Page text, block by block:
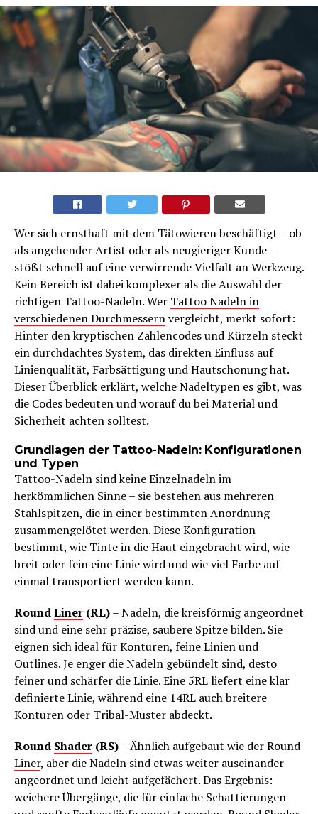
Wer sich ernsthaft mit dem Tätowieren beschäftigt – ob
als angehender Artist oder als neugieriger Kunde –
stößt schnell auf eine verwirrende Vielfalt an Werkzeug.
Kein Bereich ist dabei komplexer als die Auswahl der
richtigen Tattoo-Nadeln. Wer Tattoo Nadeln in
verschiedenen Durchmessernvergleicht, merkt sofort:
Hinter den kryptischen Zahlencodes und Kürzeln steckt
ein durchdachtes System, das direkten Einfluss auf
Linienqualität, Farbsättigung und Hautschonung hat.
Dieser Überblick erklärt, welche Nadeltypen es gibt, was
die Codes bedeuten und worauf du bei Material und
Sicherheit achten solltest.
Grundlagen der Tattoo-Nadeln: Konfigurationen
und Typen
Tattoo-Nadeln sind keine Einzelnadeln im
herkömmlichen Sinne – sie bestehen aus mehreren
Stahlspitzen, die in einer bestimmten Anordnung
zusammengelötet werden. Diese Konfiguration
bestimmt, wie Tinte in die Haut eingebracht wird, wie
breit oder fein eine Linie wird und wie viel Farbe auf
einmal transportiert werden kann.
RoundLiner (RL)– Nadeln, die kreisförmig angeordnet
sind und eine sehr präzise, saubere Spitze bilden. Sie
eignen sich ideal für Konturen, feine Linien und
Outlines. Je enger die Nadeln gebündelt sind, desto
feiner und schärfer die Linie. Eine 5RL liefert eine klar
definierte Linie, während eine 14RL auch breitere
Konturen oder Tribal-Muster abdeckt.
Round Shader (RS)– Ähnlich aufgebaut wie der Round
Liner, aber die Nadeln sind etwas weiter auseinander
angeordnet und leicht aufgefächert. Das Ergebnis:
weichere Übergänge, die für einfache Schattierungen